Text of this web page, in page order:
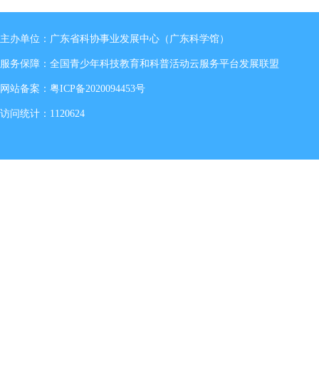
主办单位：广东省科协事业发展中心（广东科学馆）
服务保障：全国青少年科技教育和科普活动云服务平台发展联盟
网站备案： 粤ICP备2020094453号
访问统计：1120624